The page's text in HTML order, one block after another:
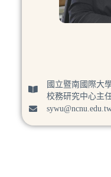
國立暨南國際大
校務研究中心主